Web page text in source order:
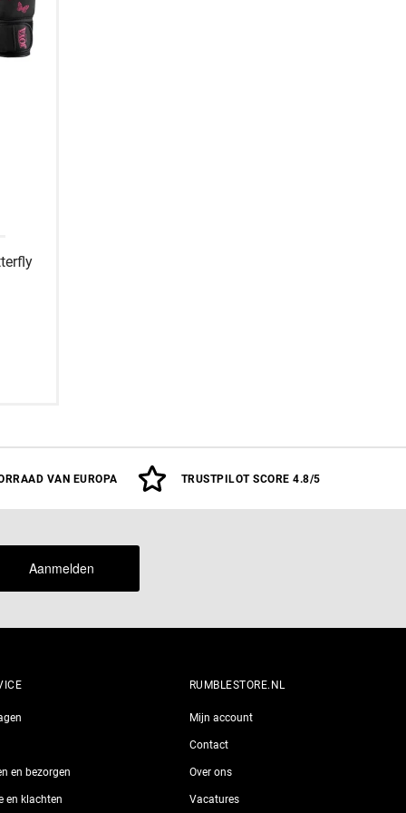
VAN EUROPA TRUSTPILOT SCORE 4.8/5
Aanmelden
en bezorgen
en klachten
RUMBLESTORE.NL
Mijn account
Contact
Over ons
Vacatures